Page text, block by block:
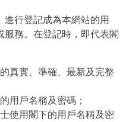
進行登記成為本網站的用
服務。在登記時，即代表閣
真實、準確、最新及完整
用戶名稱及密碼；
使用閣下的用戶名稱及密